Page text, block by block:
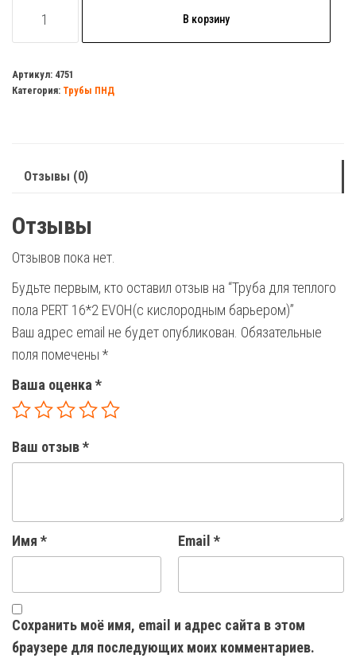
товара
для
теплого
EVOH(с
барьером)
В корзину
Артикул: 4751
Категория: Трубы ПНД
Отзывы (0)
Отзывы
Отзывов пока нет.
Будьте первым, кто оставил отзыв на “Труба для теплого
пола PERT 16*2 EVOH(с кислородным барьером)”
Ваш адрес email не будет опубликован. Обязательные
поля помечены *
Ваша оценка *
Ваш отзыв*
Имя * Email *
Сохранить моё имя, email и адрес сайта в этом
браузере для последующих моих комментариев.